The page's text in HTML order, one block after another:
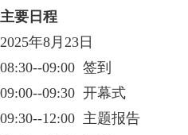
主要日程
2025年8月23日
08:30--09:00 签到
09:00--09:30 开幕式
09:30--12:00 主题报告